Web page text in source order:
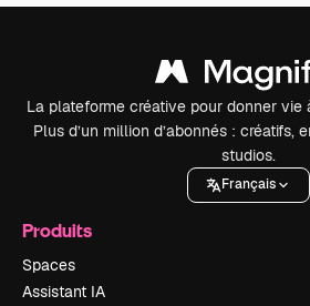
La plateforme créative pour donner vie
Plus d’un million d’abonnés : créatifs,
studios.
Français
Produits
Spaces
Assistant IA